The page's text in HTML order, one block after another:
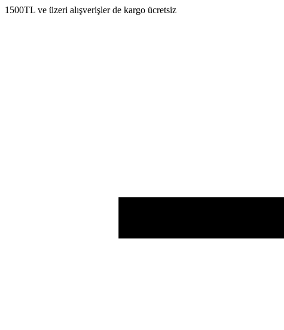
1500TL ve üzeri alışverişler de kargo ücretsiz